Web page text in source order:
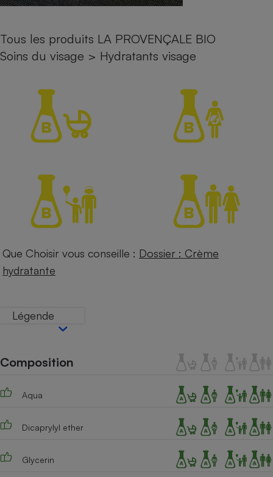
Tous les produits LA PROVENÇALE BIO
Soins du visage > Hydratants visage
Que Choisir vous conseille : Dossier : Crème
hydratante
Légende
Composition
Aqua
Dicaprylyl ether
Glycerin
alimentaire
Assurance emprunteur
Lave-linge
Climatiseur -
Matelas
Climatiseur -
Ventilateur
Antimoustique